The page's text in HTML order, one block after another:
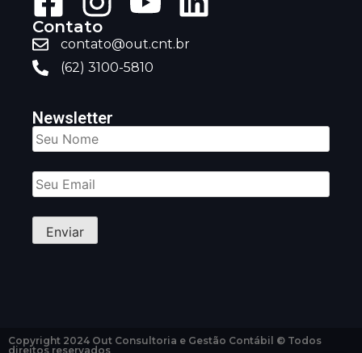
Contato
contato@out.cnt.br
(62) 3100-5810
Newsletter
Copyright 2024 Out Consultoria e Gestão Contábil © Todos
direitos reservados